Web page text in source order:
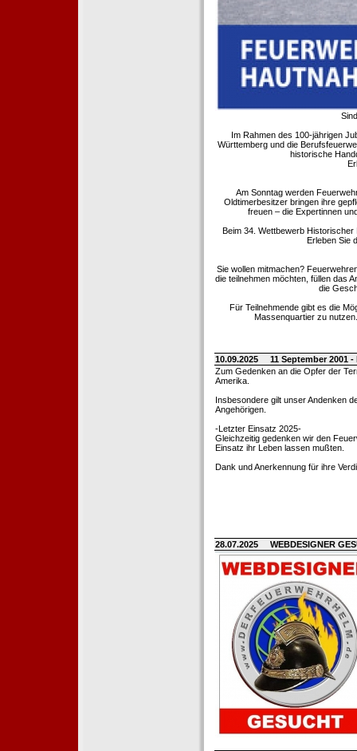
Im Rahmen des 100-jährigen
Württemberg und die
historische
Am Sonntag werden
Oldtimerbesitzer bringen ihre
freuen – die Expertinnen
Beim 34. Wettbewerb
Erleben Sie
Sie wollen mitmachen?
die teilnehmen möchten, füllen das
die
Für Teilnehmende gibt es die
Massenquartier zu
10.09.2025
11 September 2001
Zum Gedenken an die Opfer der
Amerika.
Insbesondere gilt unser Andenken
Angehörigen.
-Letzter Einsatz 2025-
Gleichzeitig gedenken wir den
Einsatz ihr Leben lassen mußten.
Dank und Anerkennung für ihre
28.07.2025 WEBDESIGNER